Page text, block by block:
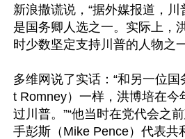
新浪撒谎说，“据外媒报道，
是国务卿人选之一。实际上，
时少数坚定支持川普的人物之
多维网说了实话：“和另一位
t Romney）一样，洪博培在今
过川普。”“他当时在党代会之
手彭斯（Mike Pence）代表共